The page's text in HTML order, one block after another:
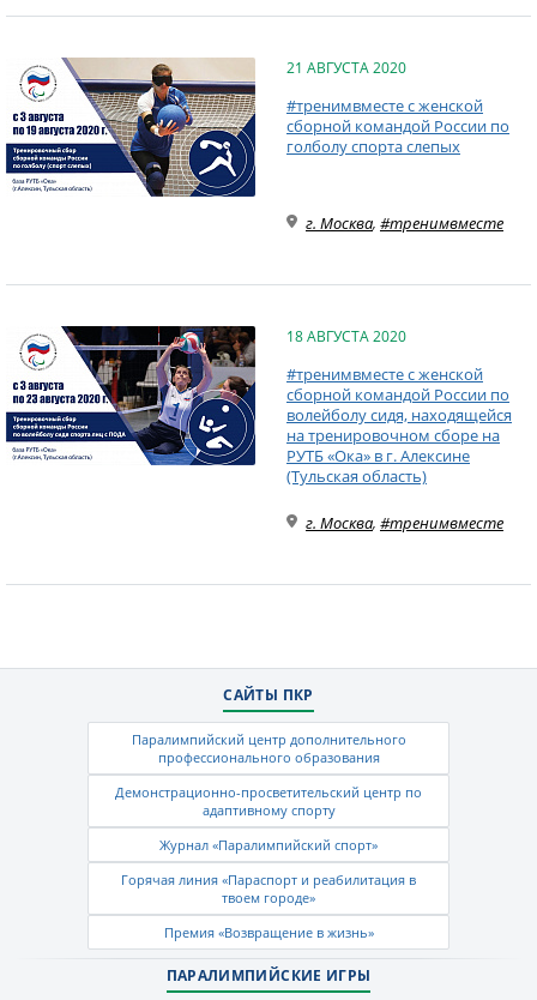
21 АВГУСТА 2020
#тренимвместе с женской
сборной командой России по
голболу спорта слепых
г. Москва, #тренимвместе
18 АВГУСТА 2020
#тренимвместе с женской
сборной командой России по
волейболу сидя, находящейся
на тренировочном сборе на
РУТБ «Ока» в г. Алексине
(Тульская область)
г. Москва, #тренимвместе
САЙТЫ ПКР
Паралимпийский центр дополнительного
профессионального образования
Демонстрационно-просветительский центр по
адаптивному спорту
Журнал «Паралимпийский спорт»
Горячая линия «Параспорт и реабилитация в
твоем городе»
Премия «Возвращение в жизнь»
ПАРАЛИМПИЙСКИЕ ИГРЫ